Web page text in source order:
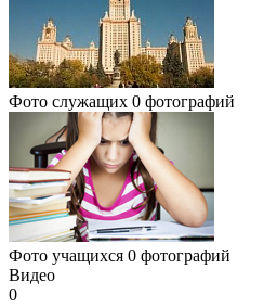
Фото служащих 0 фотографий
Фото учащихся 0 фотографий
Видео
0